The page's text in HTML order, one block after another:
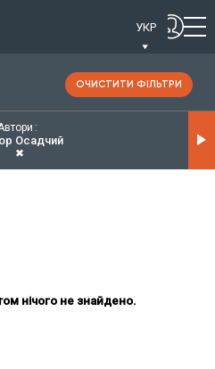
УКР
ОЧИСТИТИ ФІЛЬТРИ
Осадчий
✖
нічого не знайдено.